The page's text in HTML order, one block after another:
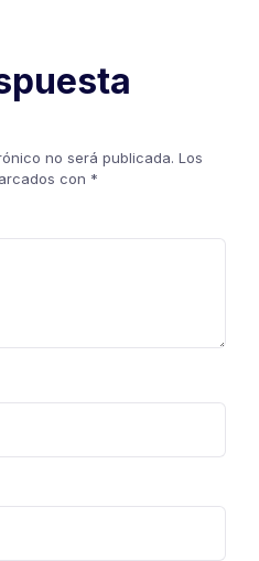
no será publicada. Los
con *